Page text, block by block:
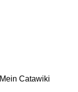
Mein Catawiki